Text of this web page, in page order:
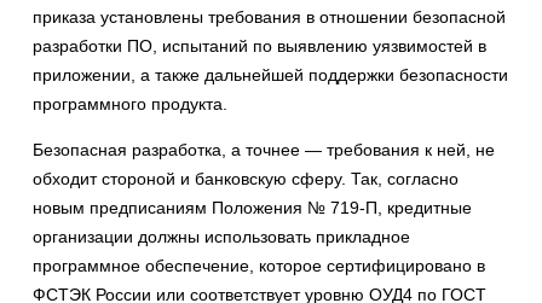
приказа установлены требования в отношении безопасной
разработки ПО, испытаний по выявлению уязвимостей в
приложении, а также дальнейшей поддержки безопасности
программного продукта.
Безопасная разработка, а точнее — требования к ней, не
обходит стороной и банковскую сферу. Так, согласно
новым предписаниям Положения № 719-П, кредитные
организации должны использовать прикладное
программное обеспечение, которое сертифицировано в
ФСТЭК России или соответствует уровню ОУД4 по ГОСТ